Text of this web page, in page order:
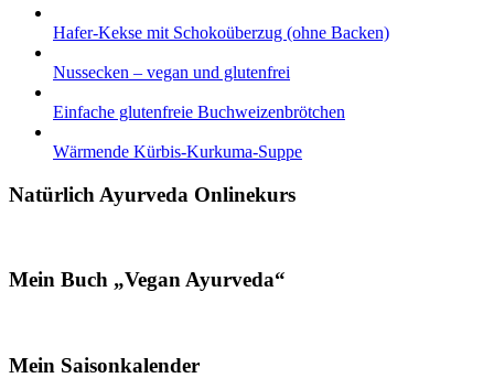
Hafer-Kekse mit Schokoüberzug (ohne Backen)
Nussecken – vegan und glutenfrei
Einfache glutenfreie Buchweizenbrötchen
Wärmende Kürbis-Kurkuma-Suppe
Natürlich Ayurveda Onlinekurs
Mein Buch „Vegan Ayurveda“
Mein Saisonkalender